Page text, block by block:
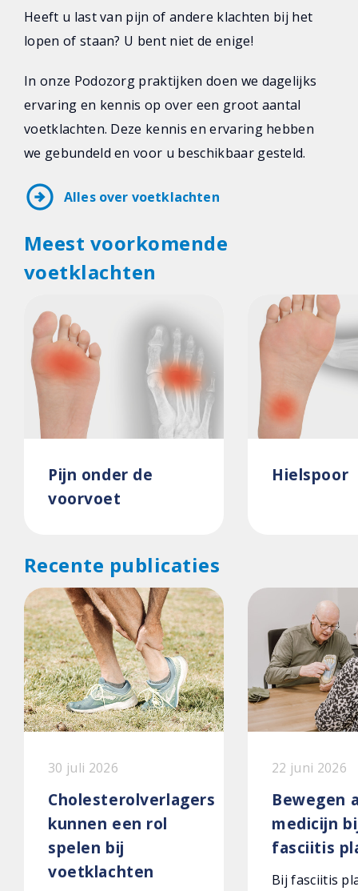
Heeft u last van pijn of andere klachten bij het
lopen of staan? U bent niet de enige!
In onze Podozorg praktijken doen we dagelijks
ervaring en kennis op over een groot aantal
voetklachten. Deze kennis en ervaring hebben
we gebundeld en voor u beschikbaar gesteld.
arrow_circle_right Alles over voetklachten
Meest voorkomende
voetklachten
Pijn onder de
voorvoet
Hielspoor
Recente publicaties
30 juli 2026
Cholesterolverlagers
kunnen een rol
spelen bij
voetklachten
22 juni 2026
Bewegen
medicijn
fasciitis
Bij fasciitis